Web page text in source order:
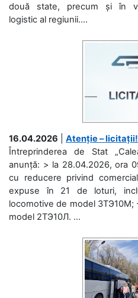
două state, precum și în
logistic al regiunii....
16.04.2026
Atenție – licitații!
Întreprinderea de Stat
anunță: > la 28.04.2026, ora
cu reducere privind
expuse în 21 de loturi,
locomotive de model 3ТЭ10М;
model 2ТЭ10Л. ...